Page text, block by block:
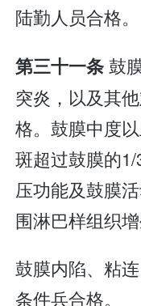
陆勤人员合格。
第三十一条鼓
突炎，以及其
格。鼓膜中度
斑超过鼓膜的
压功能及鼓膜
围淋巴样组织
鼓膜内陷、粘
条件兵合格。